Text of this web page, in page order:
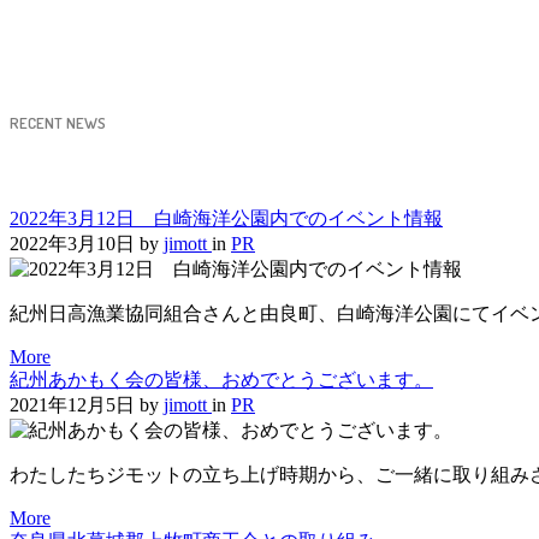
RECENT NEWS
2022年3月12日 白崎海洋公園内でのイベント情報
2022年3月10日 by jimott in PR
紀州日高漁業協同組合さんと由良町、白崎海洋公園にてイベ
More
紀州あかもく会の皆様、おめでとうございます。
2021年12月5日 by jimott in PR
わたしたちジモットの立ち上げ時期から、ご一緒に取り組み
More